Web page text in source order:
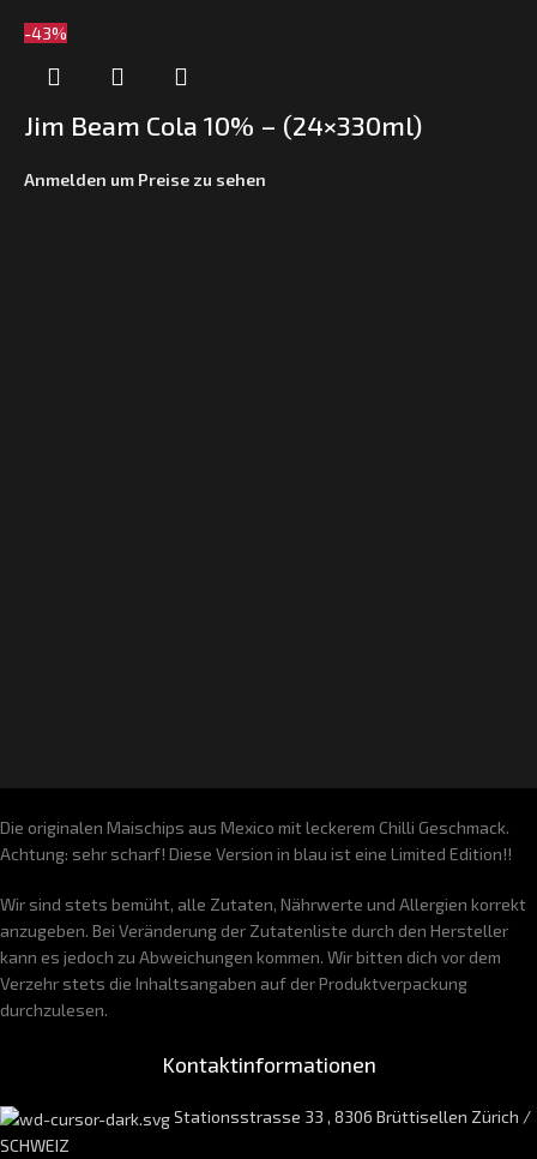
-43%
Jim Beam Cola 10% – (24×330ml)
Anmelden um Preise zu sehen
Die originalen Maischips aus Mexico mit leckerem Chilli Geschmack.
Achtung: sehr scharf! Diese Version in blau ist eine Limited Edition!!
Wir sind stets bemüht, alle Zutaten, Nährwerte und Allergien korrekt
anzugeben. Bei Veränderung der Zutatenliste durch den Hersteller
kann es jedoch zu Abweichungen kommen. Wir bitten dich vor dem
Verzehr stets die Inhaltsangaben auf der Produktverpackung
durchzulesen.
Kontaktinformationen
Stationsstrasse 33 , 8306 Brüttisellen Zürich /
SCHWEIZ